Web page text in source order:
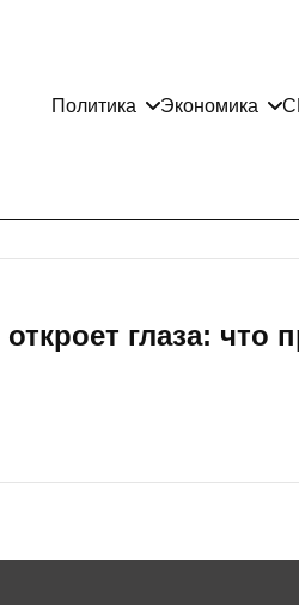
Политика Экономика
глаза: что